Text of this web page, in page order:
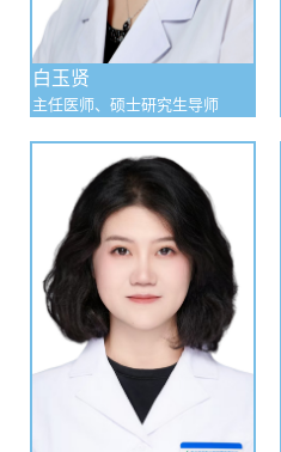
我们的工作信条：患者
科 训：医者父母心,精于
科主任：白玉贤 副主任：
科室地址：外科楼8层
白玉贤
主任医师、硕士研究生导师